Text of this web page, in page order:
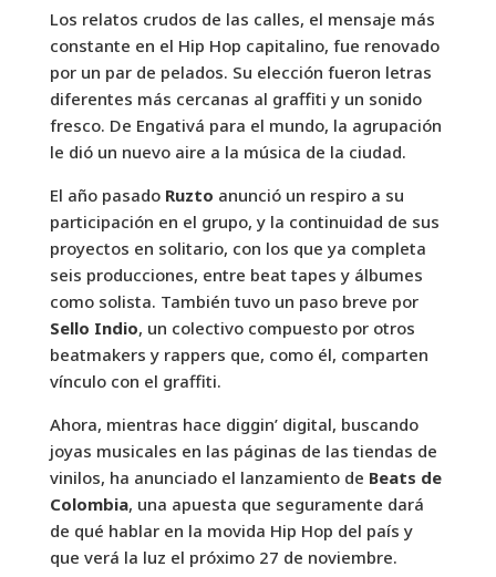
Los relatos crudos de las calles, el mensaje más
constante en el Hip Hop capitalino, fue renovado
por un par de pelados. Su elección fueron letras
diferentes más cercanas al graffiti y un sonido
fresco. De Engativá para el mundo, la agrupación
le dió un nuevo aire a la música de la ciudad.
El año pasadoRuzto anunció un respiro a su
participación en el grupo, y la continuidad de sus
proyectos en solitario, con los que ya completa
seis producciones, entre beat tapes y álbumes
como solista. También tuvo un paso breve por
Sello Indio, un colectivo compuesto por otros
beatmakers y rappers que, como él, comparten
vínculo con el graffiti.
Ahora, mientras hace diggin’ digital, buscando
joyas musicales en las páginas de las tiendas de
vinilos, ha anunciado el lanzamiento de Beats de
Colombia, una apuesta que seguramente dará
de qué hablar en la movida Hip Hop del país y
que verá la luz el próximo 27 de noviembre.